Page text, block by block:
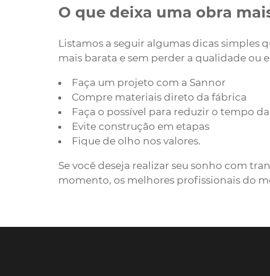
O que deixa uma obra
Listamos a seguir algumas dicas simples
mais barata e sem perder a qualidade ou
Faça um projeto com a Sannor
Compre materiais direto da fábrica
Faça o possível para reduzir o tempo
Evite construção em etapas
Fique de olho nos valores.
Se você deseja realizar seu sonho com
momento, os melhores profissionais do